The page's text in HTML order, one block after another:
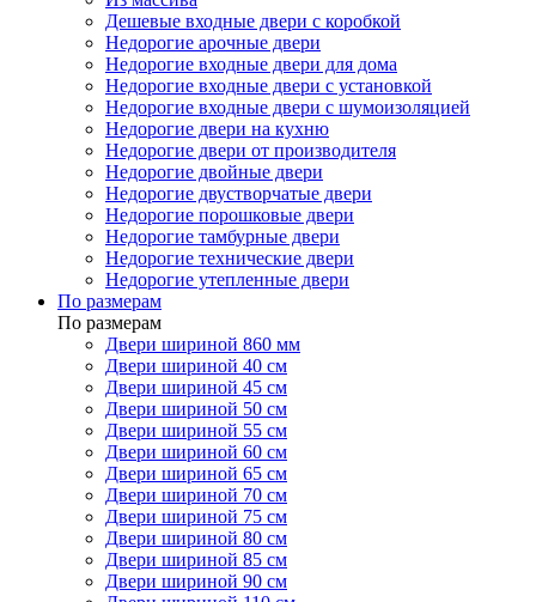
Дешевые входные двери с коробкой
Недорогие арочные двери
Недорогие входные двери для дома
Недорогие входные двери с установкой
Недорогие входные двери с шумоизоляцией
Недорогие двери на кухню
Недорогие двери от производителя
Недорогие двойные двери
Недорогие двустворчатые двери
Недорогие порошковые двери
Недорогие тамбурные двери
Недорогие технические двери
Недорогие утепленные двери
По размерам
По размерам
Двери шириной 860 мм
Двери шириной 40 см
Двери шириной 45 см
Двери шириной 50 см
Двери шириной 55 см
Двери шириной 60 см
Двери шириной 65 см
Двери шириной 70 см
Двери шириной 75 см
Двери шириной 80 см
Двери шириной 85 см
Двери шириной 90 см